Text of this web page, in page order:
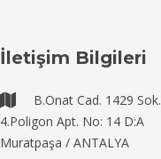
İletişim Bilgileri
B.Onat Cad. 1429 Sok.
4.Poligon Apt. No: 14 D:A
Muratpaşa / ANTALYA